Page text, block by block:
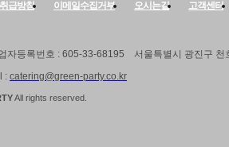
급방침 이메일수집거부 오시는길 고객센터
등록번호 : 605-33-68195 서울특별시 광진구 천
: catering@green-party.co.kr
All rights reserved.